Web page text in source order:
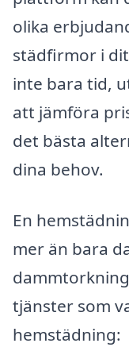
olika
städfirmor i
inte bara tid,
att jämföra
det bästa
dina behov.
En
mer än bara
tjänster som
hemstädning: